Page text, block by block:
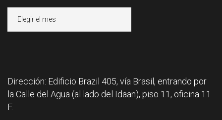
Dirección: Edificio Brazil 405, vía Brasil, entrando por
la Calle del Agua (al lado del Idaan), piso 11, oficina 11
F.